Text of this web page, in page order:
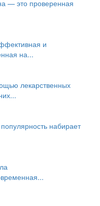
— это проверенная
и
на...
лекарственных
набирает